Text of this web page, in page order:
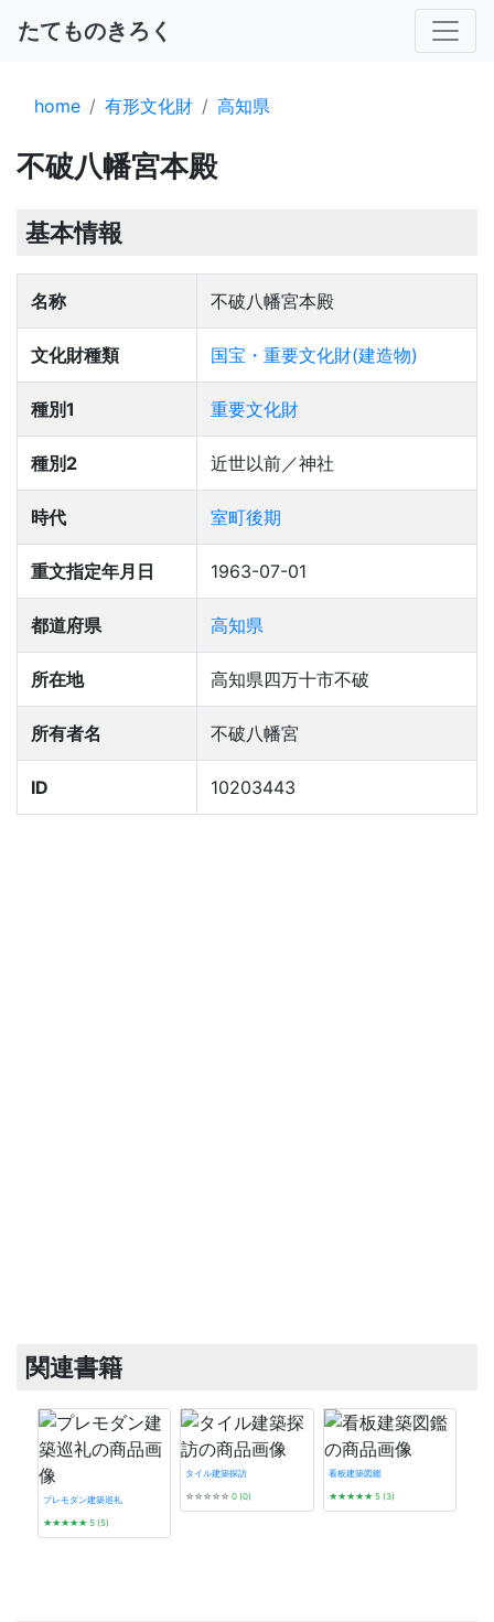
たてものきろく
home 有形文化財 高知県
不破八幡宮本殿
基本情報
名称 不破八幡宮本殿
文化財種類 国宝・重要文化財(建造物)
種別1 重要文化財
種別2 近世以前／神社
時代 室町後期
重文指定年月日 1963-07-01
都道府県 高知県
所在地 高知県四万十市不破
所有者名 不破八幡宮
ID 10203443
関連書籍
プレモダン建築巡礼
★★★★★ 5 (5)
タイル建築探訪
☆☆☆☆☆ 0 (0)
看板建築図鑑
★★★★★5 (3)